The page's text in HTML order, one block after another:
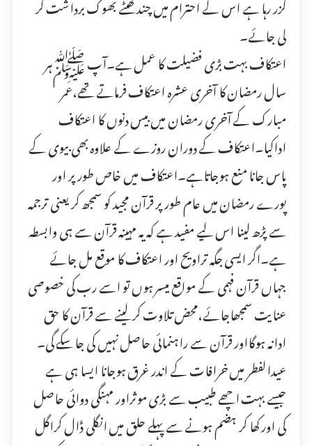
لی جائے۔
اعتکاف بہت بڑی فضیلت کا عمل ہے۔آپ ﷺہر
سال رمضان کا آخری عشرہ اعتکاف فرماتے تھے،عمر
مبارک کے آخری رمضان میں بیس دنوں کا اعتکاف
اداکیا۔اعتکاف کے دوران روزے کے علاوہ بھی بیوی کے
پاس جانا منع ہوجاتاہے۔اعتکاف میں خاص طور پر اور
پورے رمضان میں عام طور پر قرآن مجید کو سمجھ کر یعنی ترجمہ
سے پڑھ لینا اس لیے مفید ہے کہ یہ مہینہ قرآن سے ہی وابسطہ
ہے۔اگر ایسی جگہ تراویح اور اعتکاف کا موقع مل جائے
جہاں قرآن فہمی کے مواقع میسر ہوں تو اسے رب کی خصوصی
عنایت سمجھاجائے،محض تلاوت کر لینے سے قرآن کا حق
ادانہ ہوگااور قرآن سے راہنمائی حاصل نہیں کی جا سکے گی۔
عیدالفطر میں خرافات کے اندر غرق ہوجانا ایسا ہی ہے
جیسے بہت اچھے طبیب سے بڑی موثراور مہنگی دوائی حاصل
کی اور کھا کر ہضم ہونے سے پہلے حلق میں انگلی ڈال کراگل